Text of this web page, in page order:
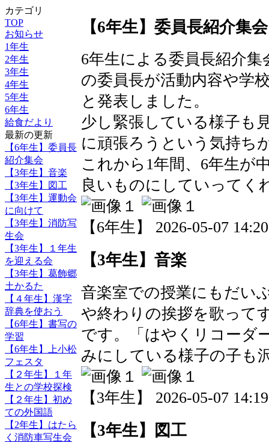
カテゴリ
TOP
お知らせ
1年生
2年生
3年生
4年生
5年生
6年生
給食だより
最新の更新
【6年生】委員長
紹介集会
【3年生】音楽
【3年生】図工
【3年生】運動会
に向けて
【3年生】消防写
生会
【3年生】１年生
を迎える会
【3年生】葛飾郷
土かるた
【４年生】漢字
辞典を使おう
【6年生】書写の
学習
【6年生】上小松
フェスタ
【２年生】１年
生との学校探検
【２年生】初め
ての外国語
【2年生】はたら
く消防車写生会
【6年生】委員長紹介集会
6年生による委員長紹介
の委員長が活動内容や学
と発表しました。
少し緊張している様子も
に頑張ろうという気持ち
これから1年間、6年生が
良いものにしていってく
【6年生】 2026-05-07
【3年生】音楽
音楽室での授業にもだい
や終わりの挨拶を歌って
です。「はやくリコーダ
みにしている様子の子も
【3年生】 2026-05-07
【3年生】図工